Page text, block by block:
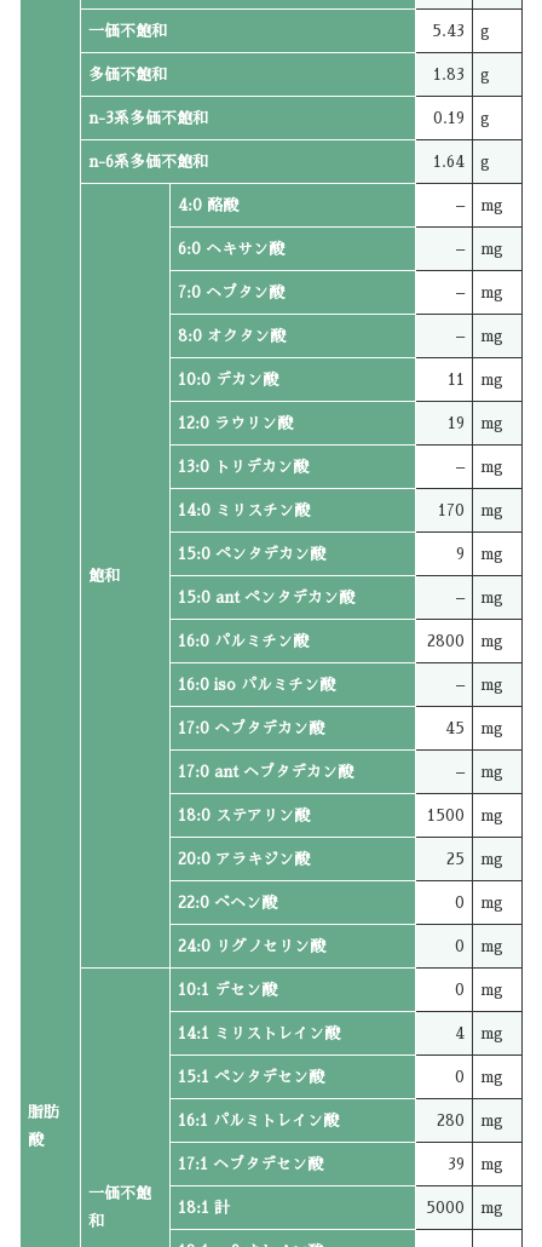
脂肪
酸
一価不飽和 5.43 g
多価不飽和 1.83 g
n-3系多価不飽和 0.19 g
n-6系多価不飽和 1.64 g
飽和
4:0 酪酸 – mg
6:0 ヘキサン酸 – mg
7:0 ヘプタン酸 – mg
8:0 オクタン酸 – mg
10:0 デカン酸 11 mg
12:0 ラウリン酸 19 mg
13:0 トリデカン酸 – mg
14:0 ミリスチン酸 170 mg
15:0 ペンタデカン酸 9 mg
15:0 ant ペンタデカン酸 – mg
16:0 パルミチン酸 2800 mg
16:0 iso パルミチン酸 – mg
17:0 ヘプタデカン酸 45 mg
17:0 ant ヘプタデカン酸 – mg
18:0 ステアリン酸 1500 mg
20:0 アラキジン酸 25 mg
22:0 ベヘン酸 0 mg
24:0 リグノセリン酸 0 mg
一価不飽
和
10:1 デセン酸 0 mg
14:1 ミリストレイン酸 4 mg
15:1 ペンタデセン酸 0 mg
16:1 パルミトレイン酸 280 mg
17:1 ヘプタデセン酸 39 mg
18:1 計 5000 mg